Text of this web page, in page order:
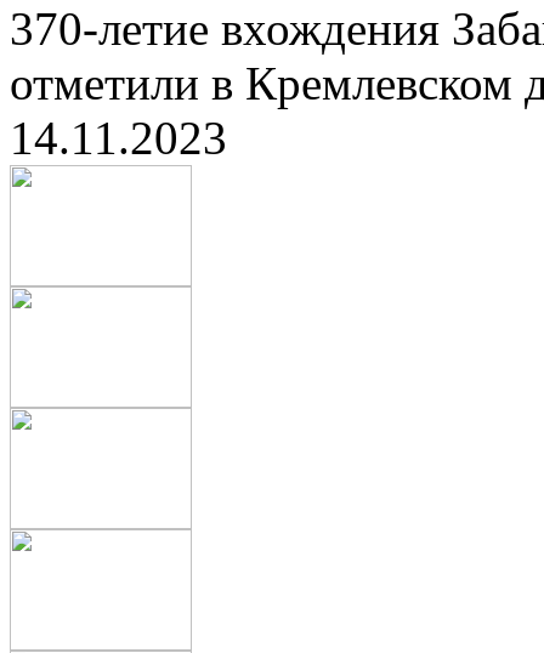
370-летие вхождения
отметили в Кремлевском
14.11.2023